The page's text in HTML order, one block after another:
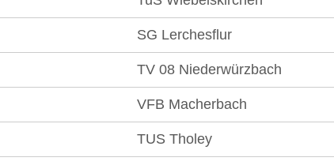
SG Lerchesflur
TV 08 Niederwürzbach
VFB Macherbach
TUS Tholey